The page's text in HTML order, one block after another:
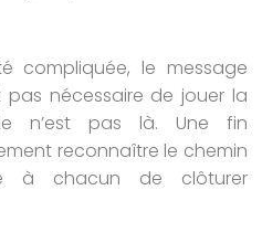
compliquée, le message
pas nécessaire de jouer la
n’est pas là. Une fin
reconnaître le chemin
à chacun de clôturer